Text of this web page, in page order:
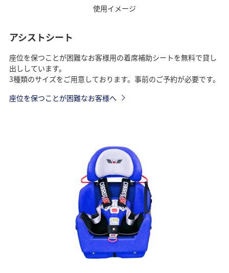
使用イメージ
アシストシート
座位を保つことが困難なお客様用の着席補助シートを無料で貸し
出ししています。
3種類のサイズをご用意しております。事前のご予約が必要です。
座位を保つことが困難なお客様へ